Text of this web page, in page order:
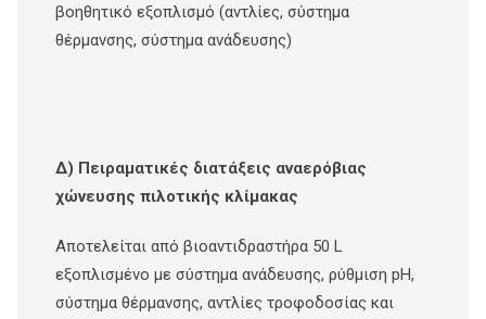
βοηθητικό εξοπλισμό (αντλίες, σύστημα
θέρμανσης, σύστημα ανάδευσης)
Δ) Πειραματικές διατάξεις αναερόβιας
χώνευσης πιλοτικής κλίμακας
Αποτελείται από βιοαντιδραστήρα 50 L
εξοπλισμένο με σύστημα ανάδευσης, ρύθμιση pH,
σύστημα θέρμανσης, αντλίες τροφοδοσίας και